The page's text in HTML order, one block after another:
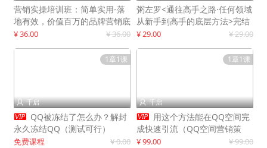
营销实操培训班：简单实用-落
地有效，价值百万的品牌营销底
层逻辑
¥ 36.00 ¥ 36.00
粥左罗<通往高手之路·任何领域
从新手到高手的底层方法>完结
¥ 29.00 ¥ 29.00
1章1课
 千启
 QQ被冻结了怎么办？解封
永久冻结QQ（测试可行）
免费课程 ¥ 0.00
1章1课
 千启
 用这个方法能在QQ空间完
成快速引流（QQ空间营销策
略）
¥ 99.00 ¥ 99.00